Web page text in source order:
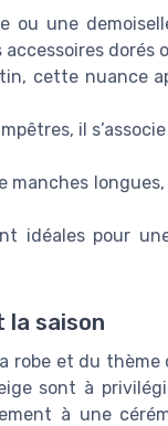
ou une
dorés
cette nuance
il
manches
idéales pour
la saison
robe et du thème
sont à
à une